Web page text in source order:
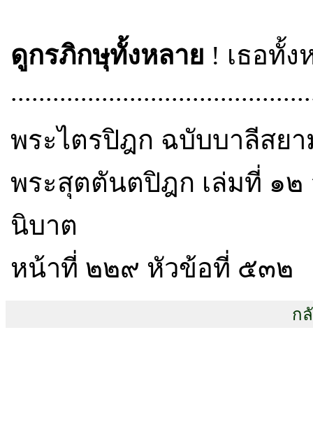
ดูกรภิกษุทั้งหลาย ! เธอทั้
พระไตรปิฎก ฉบับบาลีสย
พระสุตตันตปิฎก เล่มที่ ๑๒
นิบาต
หน้าที่ ๒๒๙ หัวข้อที่ ๕๓๒
ก